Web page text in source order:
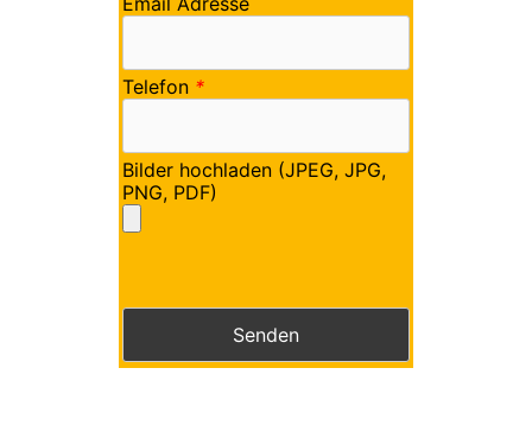
Telefon *
Bilder hochladen (JPEG, JPG,
PNG, PDF)
Bitte lasse dieses Feld leer.